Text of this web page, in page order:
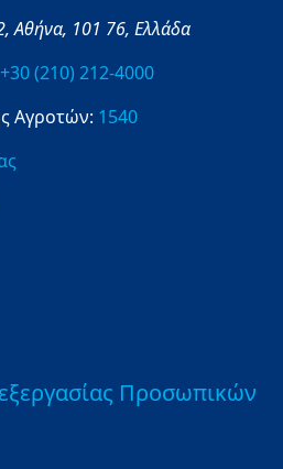
Αθήνα, 101 76, Ελλάδα
+30 (210) 212-4000
Αγροτών: 1540
Προσωπικών